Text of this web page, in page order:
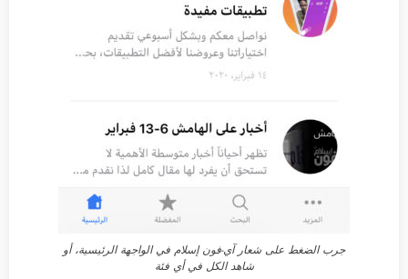
جرب الضغط على شعار آي-فون إسلام في الواجهة الرئيسية، أو
شاهد الكل في أي فئة